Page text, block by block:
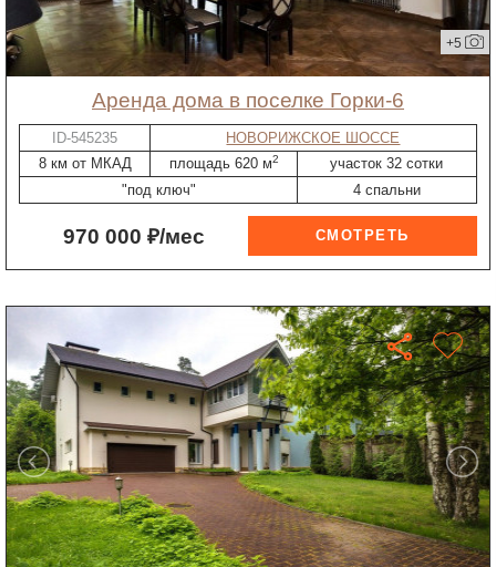
+5
Аренда дома в поселке Горки-6
ID-545235
НОВОРИЖСКОЕ ШОССЕ
8 км от МКАД
площадь 620 м2
участок 32 сотки
"под ключ"
4 спальни
970 000 ₽/мес